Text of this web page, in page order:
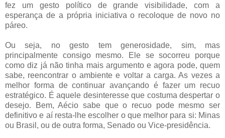
fez um gesto político de grande visibilidade, com a
esperança de a própria iniciativa o recoloque de novo no
páreo.
Ou seja, no gesto tem generosidade, sim, mas
principalmente consigo mesmo. Ele se socorreu porque
como diz já não tinha mais argumento e agora pode, quem
sabe, reencontrar o ambiente e voltar a carga. As vezes a
melhor forma de continuar avançando é fazer um recuo
estratégico. É aquele desinteresse que costuma despertar o
desejo. Bem, Aécio sabe que o recuo pode mesmo ser
definitivo e aí resta-lhe escolher o que melhor para si: Minas
ou Brasil, ou de outra forma, Senado ou Vice-presidência.